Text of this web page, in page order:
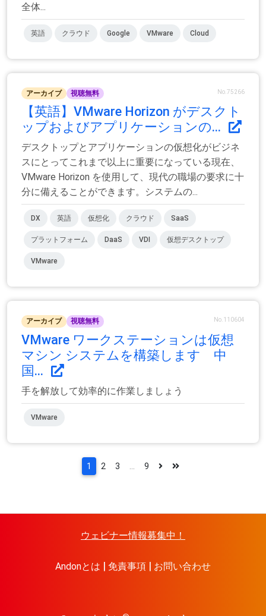
全体...
英語 クラウド Google VMware Cloud
アーカイブ 視聴無料 No.75266
【英語】VMware Horizo​​n がデスクト
ップおよびアプリケーションの...
デスクトップとアプリケーションの仮想化がビジネ
スにとってこれまで以上に重要になっている現在、
VMware Horizo​​n を使用して、現代の職場の要求に十
分に備えることができます。システムの...
DX 英語 仮想化 クラウド SaaS
プラットフォーム DaaS VDI 仮想デスクトップ
VMware
アーカイブ 視聴無料 No.110604
VMware ワークステーションは仮想
マシン システムを構築します 中
国...
手を解放して効率的に作業しましょう
VMware
1 2 3 9
ウェビナー情報募集中！
Andonとは 免責事項 お問い合わせ